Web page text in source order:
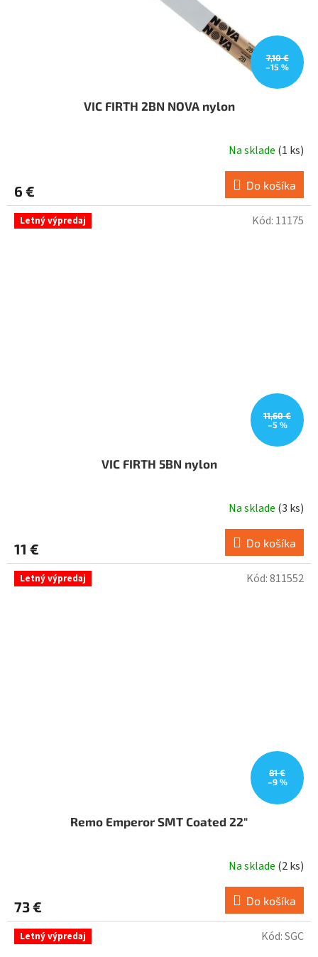
7,10 €
–15 %
VIC FIRTH 2BN NOVA nylon
Na sklade (1 ks)
6 € Do košíka
Letný výpredaj
11,60 €
–5 %
VIC FIRTH 5BN nylon
Na sklade (3 ks)
11 € Do košíka
Kód: 11175
Letný výpredaj
81 €
–9 %
Remo Emperor SMT Coated 22"
Na sklade (2 ks)
73 € Do košíka
Kód:811552
Letný výpredaj Kód:SGC